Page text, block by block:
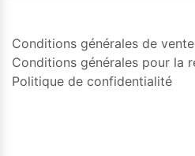
Conditions générales de vente
Conditions générales pour la
Politique de confidentialité